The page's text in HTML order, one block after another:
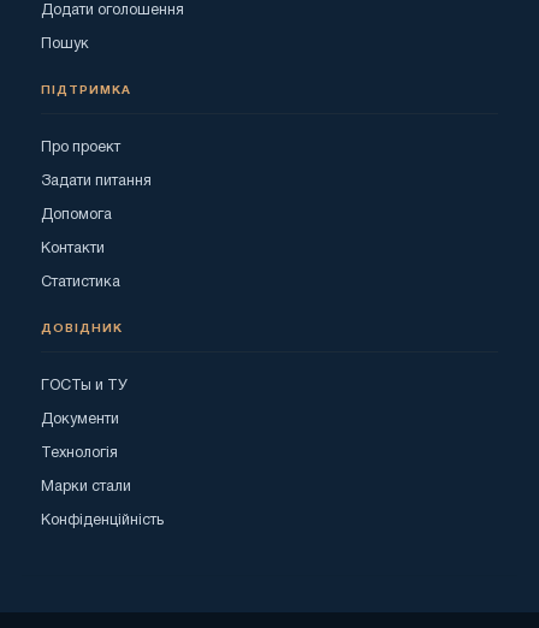
Додати оголошення
Пошук
ПІДТРИМКА
Про проект
Задати питання
Допомога
Контакти
Статистика
ДОВІДНИК
ГОСТы и ТУ
Документи
Технологія
Марки стали
Конфіденційність